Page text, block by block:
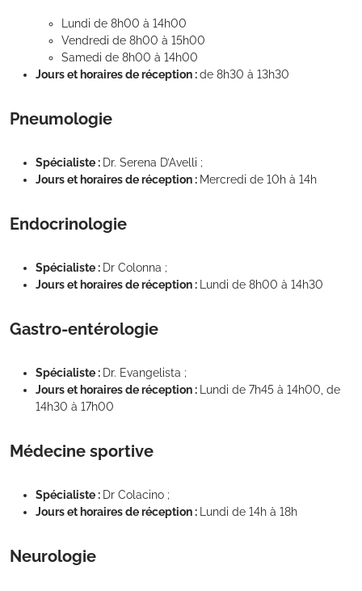
Lundi de 8h00 à 14h00
Vendredi de 8h00 à 15h00
Samedi de 8h00 à 14h00
Jours et horaires de réception :de 8h30 à 13h30
Pneumologie
Spécialiste : Dr. Serena D’Avelli ;
Jours et horaires de réception : Mercredi de 10h à 14h
Endocrinologie
Spécialiste : Dr Colonna ;
Jours et horaires de réception :
Lundi de 8h00 à 14h30
Gastro-entérologie
Spécialiste : Dr. Evangelista ;
Jours et horaires de réception :
Lundi de 7h45 à 14h00, de
14h30 à 17h00
Médecine sportive
Spécialiste : Dr Colacino ;
Jours et horaires de réception :
Lundi de 14h à 18h
Neurologie